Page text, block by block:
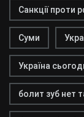
Санкції проти
Суми
Україна
болит зуб нет